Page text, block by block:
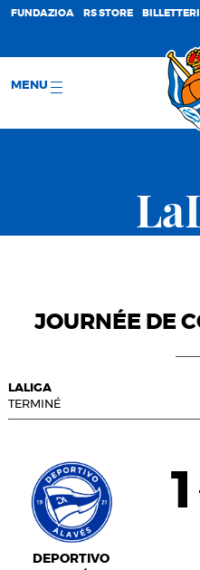
FUNDAZIOA RS STORE
MENU
JOURNÉE DE
LALIGA
TERMINÉ
DEPORTIVO
1